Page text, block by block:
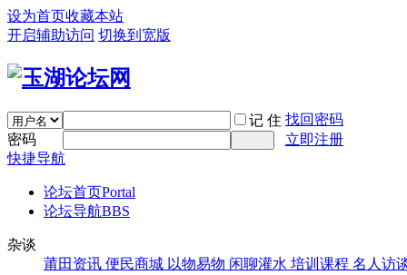
设为首页收藏本站
开启辅助访问 切换到宽版
记 住 找回密码
密码
立即注册
快捷导航
论坛首页Portal
论坛导航BBS
杂谈
莆田资讯 便民商城 以物易物 闲聊灌水 培训课程 名人访